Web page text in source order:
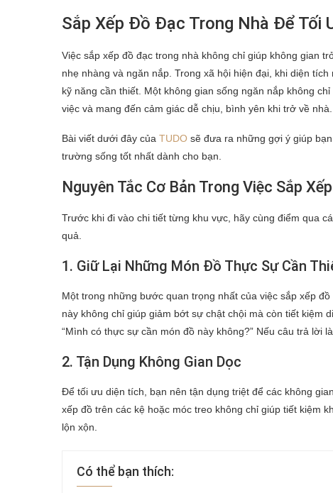
Sắp Xếp Đồ Đạc Trong Nhà Để Tối
Việc sắp xếp đồ đạc trong nhà không chỉ giúp không gian
nhẹ nhàng và ngăn nắp. Trong xã hội hiện đại, khi diện
kỹ năng cần thiết. Một không gian sống ngăn nắp không
việc và mang đến cảm giác dễ chịu, bình yên khi trở về nhà.
Bài viết dưới đây của TUDO sẽ đưa ra những gợi ý giúp
trường sống tốt nhất dành cho bạn.
Nguyên Tắc Cơ Bản Trong Việc Sắp
Trước khi đi vào chi tiết từng khu vực, hãy cùng điểm qua
quả.
1. Giữ Lại Những Món Đồ Thực Sự Cần
Một trong những bước quan trọng nhất của việc sắp xếp
này không chỉ giúp giảm bớt sự chật chội mà còn tiết kiệm
“Mình có thực sự cần món đồ này không?” Nếu câu trả lời
2. Tận Dụng Không Gian Dọc
Để tối ưu diện tích, bạn nên tận dụng triệt để các không
xếp đồ trên các kệ hoặc móc treo không chỉ giúp tiết kiệm
lộn xộn.
Có thể bạn thích: